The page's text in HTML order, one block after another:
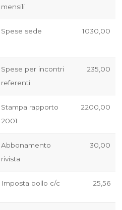
mensili
Spese sede 1030,00
Spese per incontri
referenti
235,00
Stampa rapporto
2001
2200,00
Abbonamento
rivista
30,00
Imposta bollo c/c 25,56